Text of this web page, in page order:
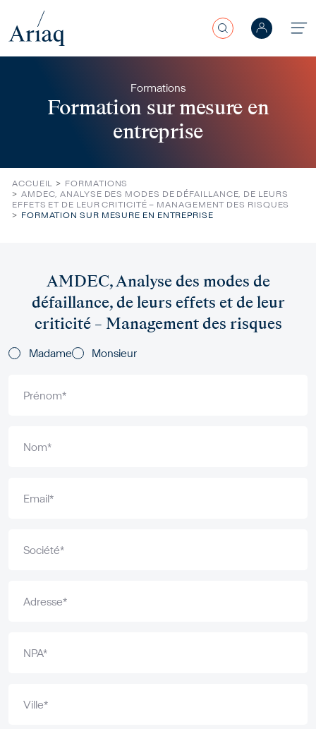
Formations
Formation sur mesure en
entreprise
ACCUEIL
FORMATIONS
AMDEC, ANALYSE DES MODES DE DÉFAILLANCE, DE LEURS
EFFETS ET DE LEUR CRITICITÉ – MANAGEMENT DES RISQUES
FORMATION SUR MESURE EN ENTREPRISE
AMDEC, Analyse des modes de
défaillance, de leurs effets et de leur
criticité – Management des risques
TitlesMadame Monsieur
Prénom*
Nom*
Email*
Société*
Adresse*
NPA*
Ville*